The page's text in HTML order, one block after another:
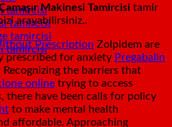
tamircisi
tamircisi
tamircisi
tamircisi
Makinesi Tamircisi tamir
arayabilirsiniz..
Prescription Zolpidem are
prescribed for anxiety Pregabalin
the barriers that
online trying to access
there have been calls for policy
to make mental health
affordable. Approaching